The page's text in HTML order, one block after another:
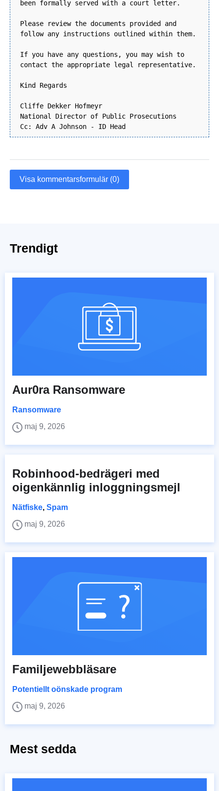
been formally served with a court letter.
Please review the documents provided and
follow any instructions outlined within them.
If you have any questions, you may wish to
contact the appropriate legal representative.
Kind Regards
Cliffe Dekker Hofmeyr
National Director of Public Prosecutions
Cc: Adv A Johnson - ID Head
Visa kommentarsformulär (0)
Trendigt
Aur0ra Ransomware
Ransomware
maj 9, 2026
Robinhood-bedrägeri med
oigenkännlig inloggningsmejl
Nätfiske, Spam
maj 9, 2026
Familjewebbläsare
Potentiellt oönskade program
maj 9, 2026
Mest sedda